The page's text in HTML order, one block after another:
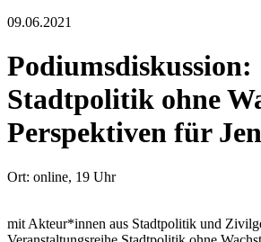
09.06.2021
Podiumsdiskussion:
Stadtpolitik ohne
Perspektiven für
Ort: online, 19 Uhr
mit Akteur*innen aus Stadtpolitik und